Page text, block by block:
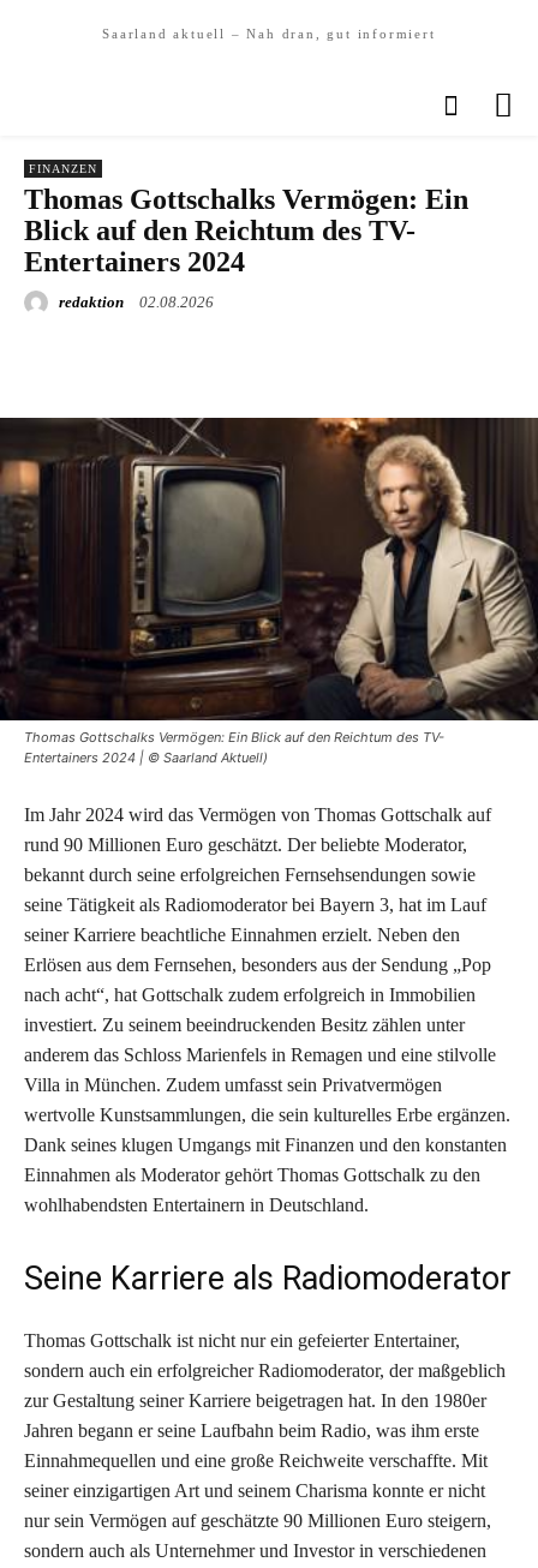
Saarland aktuell – Nah dran, gut informiert
FINANZEN
Thomas Gottschalks Vermögen: Ein
Blick auf den Reichtum des TV-
Entertainers 2024
redaktion 02.08.2026
Thomas Gottschalks Vermögen: Ein Blick auf den Reichtum des TV-
Entertainers 2024 | © Saarland Aktuell)
Im Jahr 2024 wird das Vermögen von Thomas Gottschalk auf
rund 90 Millionen Euro geschätzt. Der beliebte Moderator,
bekannt durch seine erfolgreichen Fernsehsendungen sowie
seine Tätigkeit als Radiomoderator bei Bayern 3, hat im Lauf
seiner Karriere beachtliche Einnahmen erzielt. Neben den
Erlösen aus dem Fernsehen, besonders aus der Sendung „Pop
nach acht“, hat Gottschalk zudem erfolgreich in Immobilien
investiert. Zu seinem beeindruckenden Besitz zählen unter
anderem das Schloss Marienfels in Remagen und eine stilvolle
Villa in München. Zudem umfasst sein Privatvermögen
wertvolle Kunstsammlungen, die sein kulturelles Erbe ergänzen.
Dank seines klugen Umgangs mit Finanzen und den konstanten
Einnahmen als Moderator gehört Thomas Gottschalk zu den
wohlhabendsten Entertainern in Deutschland.
Seine Karriere als Radiomoderator
Thomas Gottschalk ist nicht nur ein gefeierter Entertainer,
sondern auch ein erfolgreicher Radiomoderator, der maßgeblich
zur Gestaltung seiner Karriere beigetragen hat. In den 1980er
Jahren begann er seine Laufbahn beim Radio, was ihm erste
Einnahmequellen und eine große Reichweite verschaffte. Mit
seiner einzigartigen Art und seinem Charisma konnte er nicht
nur sein Vermögen auf geschätzte 90 Millionen Euro steigern,
sondern auch als Unternehmer und Investor in verschiedenen